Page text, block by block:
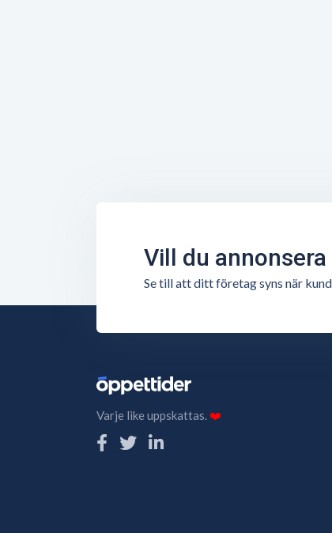
Vill du
Se till att ditt företag syns när
Varje like uppskattas.❤️